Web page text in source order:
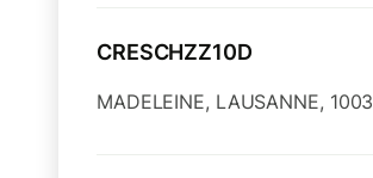
CRESCHZZ10D
MADELEINE, LAUSANNE, 1003